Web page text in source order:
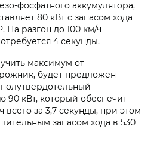
фосфатного аккумулятора,
80 кВт с запасом хода
На разгон до 100 км/ч
4 секунды.
максимум от
будет предложен
90 кВт, который обеспечит
всего за 3,7 секунды, при этом
запасом хода в 530